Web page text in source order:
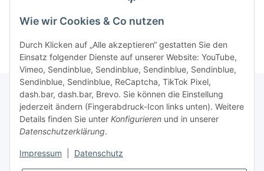
Kategorien
Informationen
Gesetzliche Informationen
Wie wir Cookies & Co nutzen
Durch Klicken auf „Alle akzeptieren“ gestatten Sie den
Einsatz folgender Dienste auf unserer Website: YouTube,
Vimeo, Sendinblue, Sendinblue, Sendinblue, Sendinblue,
Sendinblue, Sendinblue, ReCaptcha, TikTok Pixel,
dash.bar, dash.bar, Brevo. Sie können die Einstellung
jederzeit ändern (Fingerabdruck-Icon links unten). Weitere
Details finden Sie unter Konfigurieren und in unserer
Datenschutzerklärung.
Impressum Datenschutz